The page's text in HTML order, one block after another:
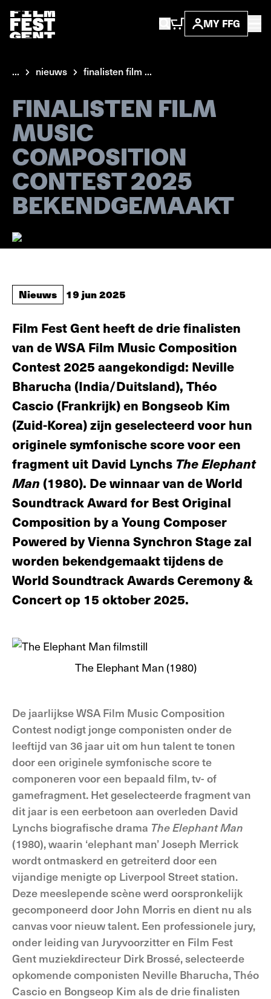
MY FFG
... nieuws finalisten film ...
FINALISTEN FILM
MUSIC
COMPOSITION
CONTEST 2025
BEKENDGEMAAKT
Nieuws 19 jun 2025
Film Fest Gent heeft de drie finalisten
van de WSA Film Music Composition
Contest 2025 aangekondigd: Neville
Bharucha (India/Duitsland), Théo
Cascio (Frankrijk) en Bongseob Kim
(Zuid-Korea) zijn geselecteerd voor hun
originele symfonische score voor een
fragment uit David Lynchs The Elephant
Man (1980). De winnaar van de World
Soundtrack Award for Best Original
Composition by a Young Composer
Powered by Vienna Synchron Stage zal
worden bekendgemaakt tijdens de
World Soundtrack Awards Ceremony &
Concert op 15 oktober 2025.
The Elephant Man (1980)
De jaarlijkse WSA Film Music Composition
Contest nodigt jonge componisten onder de
leeftijd van 36 jaar uit om hun talent te tonen
door een originele symfonische score te
componeren voor een bepaald film, tv- of
gamefragment. Het geselecteerde fragment van
dit jaar is een eerbetoon aan overleden David
Lynchs biografische drama The Elephant Man
(1980), waarin ‘elephant man’ Joseph Merrick
wordt ontmaskerd en getreiterd door een
vijandige menigte op Liverpool Street station.
Deze meeslepende scène werd oorspronkelijk
gecomponeerd door John Morris en dient nu als
canvas voor nieuw talent. Een professionele jury,
onder leiding van Juryvoorzitter en Film Fest
Gent muziekdirecteur Dirk Brossé, selecteerde
opkomende componisten Neville Bharucha, Théo
Cascio en Bongseop Kim als de drie finalisten